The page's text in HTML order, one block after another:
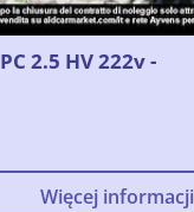
2.5 HV 222v -
Więcej informacji